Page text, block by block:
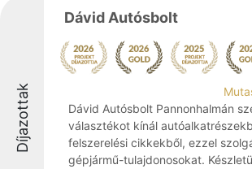
Díjazottak
Dávid Autósbolt
Dávid Autósbolt Pannonhalmán
választékot kínál
felszerelési cikkekből, ezzel
gépjármű-tulajdonosokat.